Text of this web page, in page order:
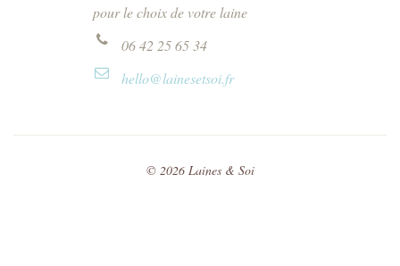
© 2026Laines & Soi
pour le choix de votre laine
06 42 25 65 34
hello@lainesetsoi.fr